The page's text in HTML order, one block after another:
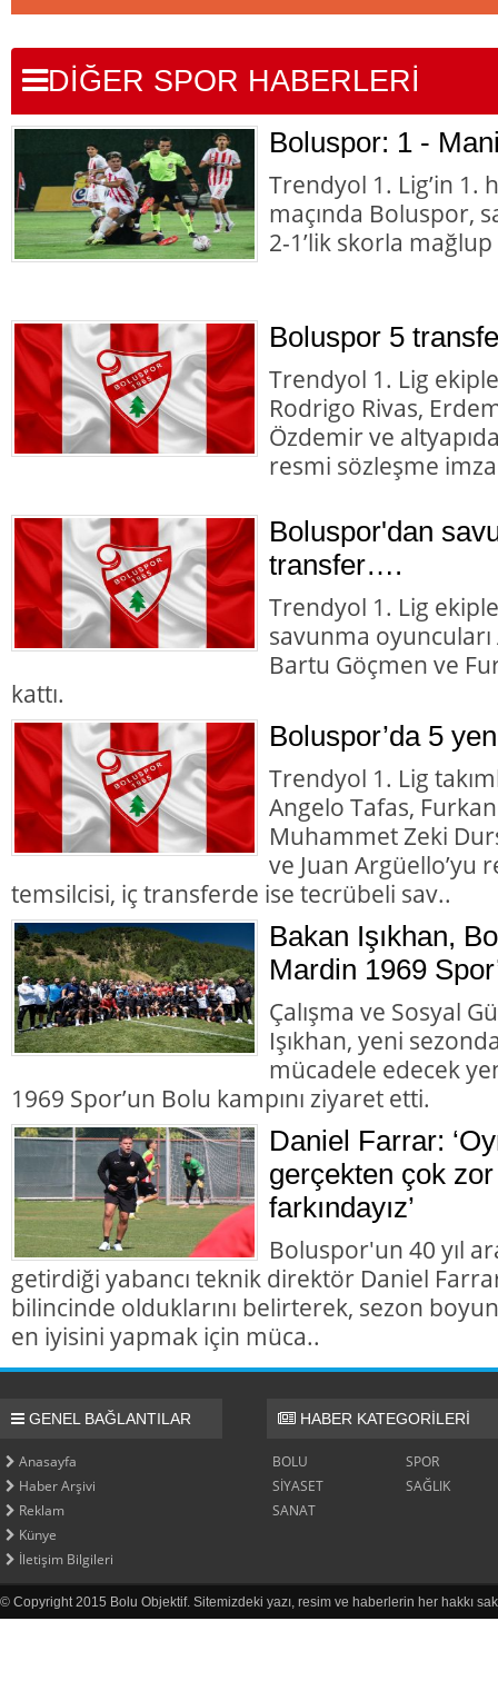
DİĞER SPOR HABERLERİ
Boluspor: 1 -
Trendyol 1. Lig’in 1.
maçında Boluspor,
2-1’lik skorla
Boluspor 5
Trendyol 1. Lig
Rodrigo Rivas,
Özdemir ve
resmi sözleşme
Boluspor'dan
transfer….
Trendyol 1. Lig
savunma oyuncuları
Bartu Göçmen ve
kattı.
Boluspor’da 5
Trendyol 1. Lig
Angelo Tafas,
Muhammet Zeki
ve Juan Argüello’yu
temsilcisi, iç transferde ise tecrübeli sav..
Bakan Işıkhan,
Mardin 1969
Çalışma ve Sosyal
Işıkhan, yeni
mücadele edecek
1969 Spor’un Bolu kampını ziyaret etti.
Daniel Farrar:
gerçekten çok
farkındayız’
Boluspor'un 40 yıl
getirdiği yabancı teknik direktör Daniel
bilincinde olduklarını belirterek, sezon
en iyisini yapmak için müca..
GENEL BAĞLANTILAR
Anasayfa
Haber Arşivi
Reklam
Künye
İletişim Bilgileri
HABER KATEGORİLERİ
BOLU
SPOR
SİYASET
SAĞLIK
SANAT
© Copyright 2015 Bolu Objektif. Sitemizdeki yazı, resim ve haberlerin her hakkı